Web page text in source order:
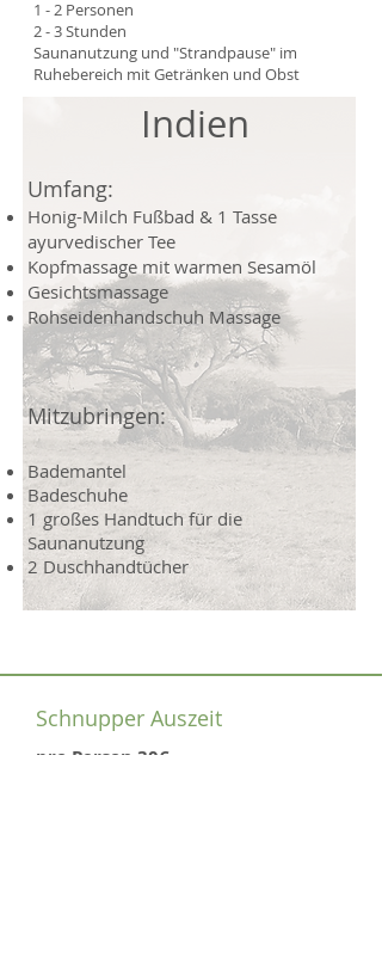
1 - 2 Personen
2 - 3 Stunden
Saunanutzung und "Strandpause" im
Ruhebereich mit Getränken und Obst
Indien
​Umfang:
Honig-Milch Fußbad & 1 Tasse
ayurvedischer Tee
Kopfmassage mit warmen Sesamöl
Gesichtsmassage
Rohseidenhandschuh Massage
Mitzubringen:
Bademantel
Badeschuhe
1 großes Handtuch für die
Saunanutzung
2 Duschhandtücher
Schnupper Auszeit
pro Person 30€